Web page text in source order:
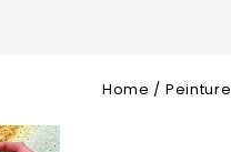
Home Peinture